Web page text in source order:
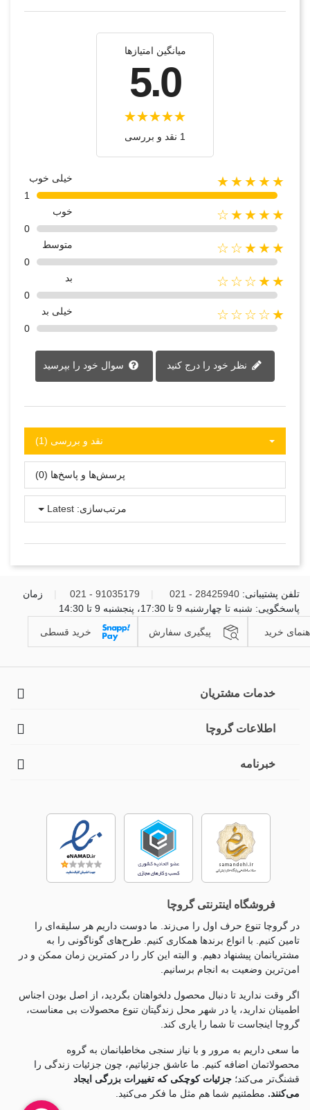
میانگین امتیازها
5.0
1 نقد و بررسی
★★★★★
خیلی خوب
1
★★★★☆
خوب
0
★★★☆☆
متوسط
0
★★☆☆☆
بد
0
★☆☆☆☆
خیلی بد
0
سوال خود را بپرسید
نقد و بررسی‌‌ (1)
پرسش‌ها و پاسخ‌ها (0)
مرتب‌سازی: Latest
تلفن پشتیبانی: 28425940 - 021
91035179 - 021
زمان
پاسخگویی: شنبه تا چهارشنبه 9 تا 17:30، پنجشنبه 9 تا 14:30
خرید پیگیری سفارش خرید قسطی
خدمات مشتریان
اطلاعات گروچا
خبرنامه
فروشگاه اینترنتی گروچا
در گروچا تنوع حرف اول را می‌زند. ما دوست داریم هر سلیقه‌ای را
تامین کنیم. با انواع برندها همکاری کنیم. طرح‌های گوناگونی را به
مشتریانمان پیشنهاد دهیم. و البته این کار را در کمترین زمان ممکن و در
امن‌ترین وضعیت به انجام برسانیم.
اگر وقت ندارید تا دنبال محصول دلخواهتان بگردید، از اصل بودن اجناس
اطمینان ندارید، یا در شهر محل زندگیتان تنوع محصولات بی معناست،
گروچا اینجاست تا شما را یاری کند.
ما سعی داریم به مرور و با نیاز سنجی مخاطبانمان به گروه
محصولاتمان اضافه کنیم. ما عاشق جزئياتیم، چون جزئيات زندگی را
قشنگ‌تر می‌کند؛ جزئیات کوچکی که تغییرات بزرگی ایجاد
می‌کنند. مطمئنیم شما هم مثل ما فکر می‌کنید.